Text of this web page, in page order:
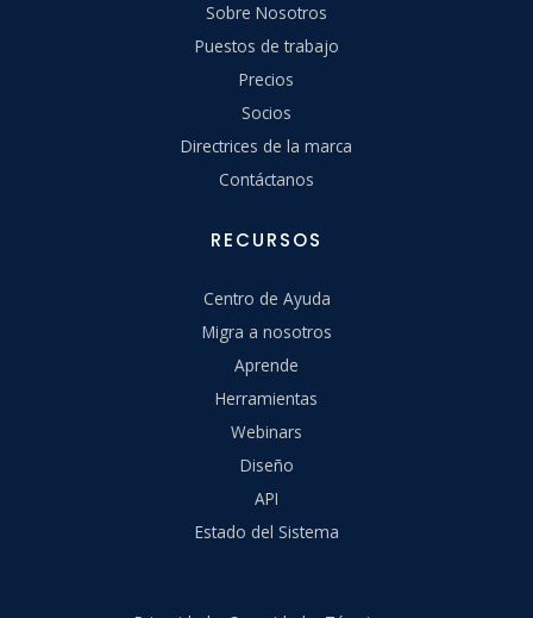
Sobre Nosotros
Puestos de trabajo
Precios
Socios
Directrices de la marca
Contáctanos
RECURSOS
Centro de Ayuda
Migra a nosotros
Aprende
Herramientas
Webinars
Diseño
API
Estado del Sistema